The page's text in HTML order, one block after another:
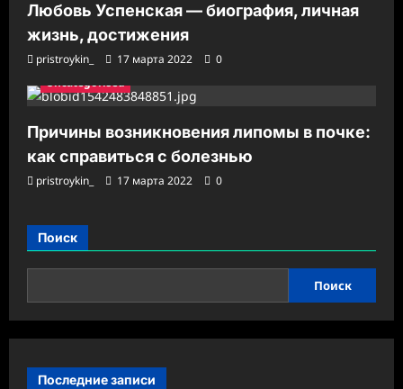
Любовь Успенская — биография, личная
жизнь, достижения
pristroykin_ 17 марта 2022
0
Uncategorised
Причины возникновения липомы в почке:
как справиться с болезнью
pristroykin_ 17 марта 2022 0
Поиск
Поиск
Последние записи